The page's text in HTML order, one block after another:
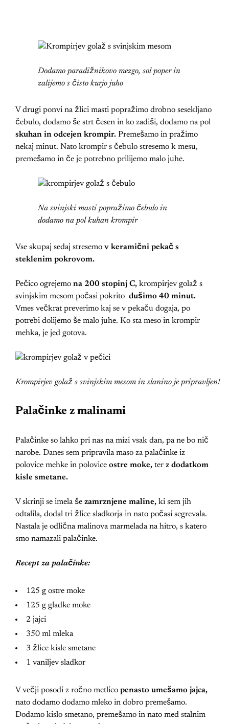
Dodamo paradižnikovo mezgo, sol poper in
zalijemo s čisto kurjo juho
V drugi ponvi na žlici masti popražimo drobno sesekljano
čebulo, dodamo še strt česen in ko zadiši, dodamo na pol
skuhan in odcejen krompir. Premešamo in pražimo
nekaj minut. Nato krompir s čebulo stresemo k mesu,
premešamo in če je potrebno prilijemo malo juhe.
Na svinjski masti popražimo čebulo in
dodamo na pol kuhan krompir
Vse skupaj sedaj stresemo v keramični pekač s
steklenim pokrovom.
Pečico ogrejemo na 200 stopinj C, krompirjev golaž s
svinjskim mesom počasi pokrito dušimo 40 minut.
Vmes večkrat preverimo kaj se v pekaču dogaja, po
potrebi dolijemo še malo juhe. Ko sta meso in krompir
mehka, je jed gotova.
Krompirjev golaž s svinjskim mesom in slanino je pripravljen!
Palačinke z malinami
Palačinke so lahko pri nas na mizi vsak dan, pa ne bo nič
narobe. Danes sem pripravila maso za palačinke iz
polovice mehke in polovice ostre moke, ter z dodatkom
kisle smetane.
V skrinji se imela še zamrznjene maline, ki sem jih
odtalila, dodal tri žlice sladkorja in nato počasi segrevala.
Nastala je odlična malinova marmelada na hitro, s katero
smo namazali palačinke.
Recept za palačinke:
125 g ostre moke
125 g gladke moke
2 jajci
350 ml mleka
3 žlice kisle smetane
1 vaniljev sladkor
V večji posodi z ročno metlico penasto umešamo jajca,
nato dodamo dodamo mleko in dobro premešamo.
Dodamo kislo smetano, premešamo in nato med stalnim